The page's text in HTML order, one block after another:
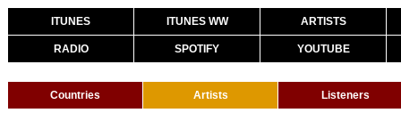
ITUNES ITUNES WW ARTISTS
RADIO SPOTIFY YOUTUBE
Countries Artists Listeners